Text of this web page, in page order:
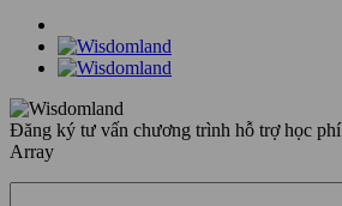
Đăng ký tư vấn chương trình hỗ trợ học phí
Array